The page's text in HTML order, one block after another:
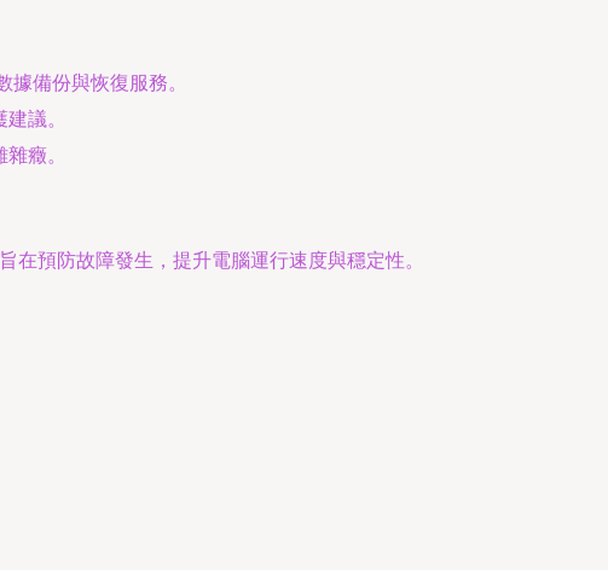
備份與恢復服務。
議。
癥。
預防故障發生，提升電腦運行速度與穩定性。